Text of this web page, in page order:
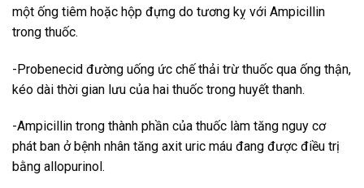
một ống tiêm hoặc hộp đựng do tương kỵ với Ampicillin
trong thuốc.
-Probenecid đường uống ức chế thải trừ thuốc qua ống thận,
kéo dài thời gian lưu của hai thuốc trong huyết thanh.
-Ampicillin trong thành phần của thuốc làm tăng nguy cơ
phát ban ở bệnh nhân tăng axit uric máu đang được điều trị
bằng allopurinol.